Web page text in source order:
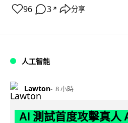
96 3 ↗ 分享
人工智能
Lawton 8 小時
AI 測試首度攻擊真